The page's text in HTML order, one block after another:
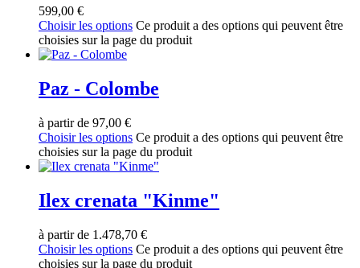
599,00 €
Choisir les options Ce produit a des options qui peuvent être
choisies sur la page du produit
Paz - Colombe
à partir de 97,00 €
Choisir les options Ce produit a des options qui peuvent être
choisies sur la page du produit
Ilex crenata "Kinme"
à partir de 1.478,70 €
Choisir les options Ce produit a des options qui peuvent être
choisies sur la page du produit